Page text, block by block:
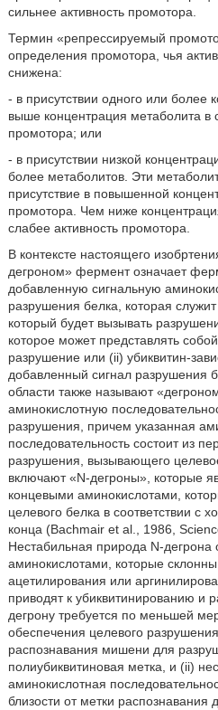
сильнее активность промотора.
Термин «репрессируемый
определения промотора, чья
снижена:
- в присутствии одного или более
выше концентрация метаболита в
промотора; или
- в присутствии низкой
более метаболитов. Эти
присутствие в повышенной
промотора. Чем ниже
слабее активность промотора.
В контексте настоящего
дегроном» фермент означает
добавленную сигнальную
разрушения белка, которая
который будет вызывать
которое может представлять
разрушение или (ii) убиквитин-
добавленный сигнал разрушения
области также называют
аминокислотную
разрушения, причем указанная
последовательность состоит из
разрушения, вызывающего
включают «N-дегроны», которые
концевыми аминокислотами,
целевого белка в соответствии с
конца (Bachmair et al., 1986,
Нестабильная природа N-
аминокислотами, которые
ацетилирования или
приводят к убиквитинированию и
дегрону требуется по меньшей
обеспечения целевого
распознавания мишени для
полиубиквитиновая метка, и (ii)
аминокислотная
близости от метки